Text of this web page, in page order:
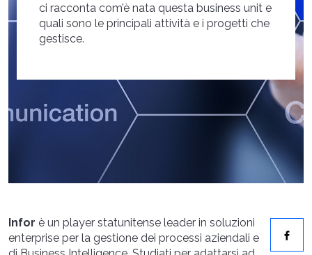
ci racconta com’è nata questa business unit e
quali sono le principali attività e i progetti che
gestisce.
Infor è un player statunitense leader in soluzioni
enterprise per la gestione dei processi aziendali e